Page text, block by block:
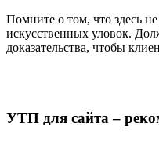
Помните о том, что здесь
искусственных уловок.
доказательства, чтобы
УТП для сайта –